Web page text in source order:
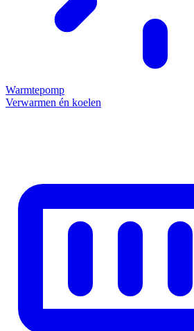
Warmtepomp
Verwarmen én koelen